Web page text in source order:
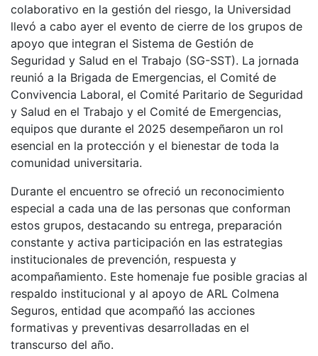
colaborativo en la gestión del riesgo, la Universidad
llevó a cabo ayer el evento de cierre de los grupos de
apoyo que integran el Sistema de Gestión de
Seguridad y Salud en el Trabajo (SG-SST). La jornada
reunió a la Brigada de Emergencias, el Comité de
Convivencia Laboral, el Comité Paritario de Seguridad
y Salud en el Trabajo y el Comité de Emergencias,
equipos que durante el 2025 desempeñaron un rol
esencial en la protección y el bienestar de toda la
comunidad universitaria.
Durante el encuentro se ofreció un reconocimiento
especial a cada una de las personas que conforman
estos grupos, destacando su entrega, preparación
constante y activa participación en las estrategias
institucionales de prevención, respuesta y
acompañamiento. Este homenaje fue posible gracias al
respaldo institucional y al apoyo de ARL Colmena
Seguros, entidad que acompañó las acciones
formativas y preventivas desarrolladas en el
transcurso del año.